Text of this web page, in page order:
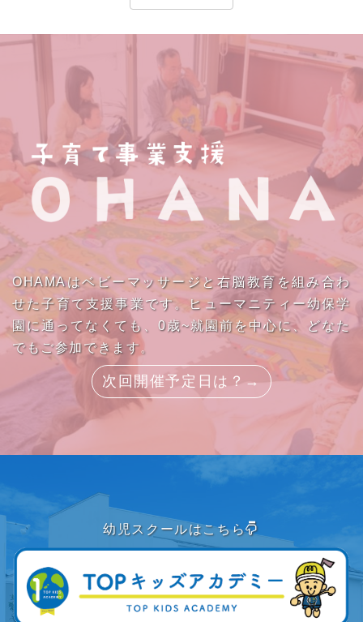
OHAMAはベビーマッサージと右脳教育を組み合わ
せた子育て支援事業です。ヒューマニティー幼保学
園に通ってなくても、0歳~就園前を中心に、どなた
でもご参加できます。
次回開催予定日は？→
幼児スクールはこちら